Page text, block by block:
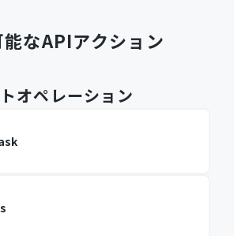
なAPIアクション
オペレーション